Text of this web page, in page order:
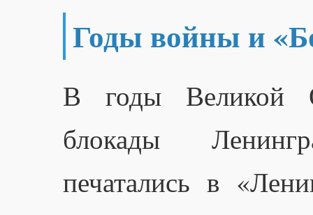
Годы войны и
В годы Великой
блокады
печатались в